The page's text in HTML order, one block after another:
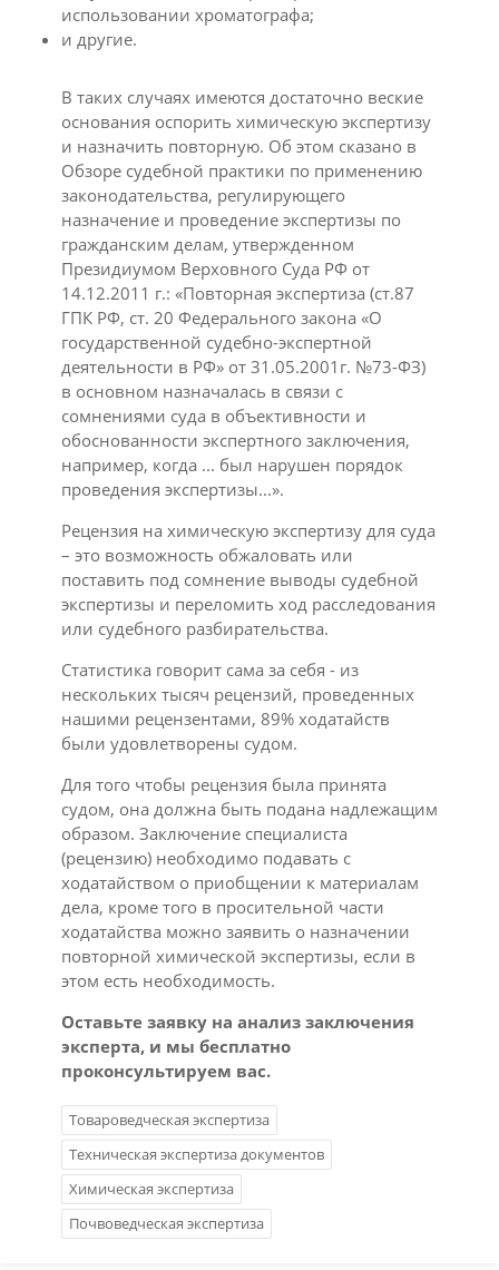
использовании хроматографа;
и другие.
В таких случаях имеются достаточно веские
основания оспорить химическую экспертизу
и назначить повторную. Об этом сказано в
Обзоре судебной практики по применению
законодательства, регулирующего
назначение и проведение экспертизы по
гражданским делам, утвержденном
Президиумом Верховного Суда РФ от
14.12.2011 г.: «Повторная экспертиза (ст.87
ГПК РФ, ст. 20 Федерального закона «О
государственной судебно-экспертной
деятельности в РФ» от 31.05.2001г. №73-ФЗ)
в основном назначалась в связи с
сомнениями суда в объективности и
обоснованности экспертного заключения,
например, когда ... был нарушен порядок
проведения экспертизы...».
Рецензия на химическую экспертизу для суда
– это возможность обжаловать или
поставить под сомнение выводы судебной
экспертизы и переломить ход расследования
или судебного разбирательства.
Статистика говорит сама за себя - из
нескольких тысяч рецензий, проведенных
нашими рецензентами, 89% ходатайств
были удовлетворены судом.
Для того чтобы рецензия была принята
судом, она должна быть подана надлежащим
образом. Заключение специалиста
(рецензию) необходимо подавать с
ходатайством о приобщении к материалам
дела, кроме того в просительной части
ходатайства можно заявить о назначении
повторной химической экспертизы, если в
этом есть необходимость.
Оставьте заявку на анализ заключения
эксперта, и мы бесплатно
проконсультируем вас.
Товароведческая экспертиза
Техническая экспертиза документов
Химическая экспертиза
Почвоведческая экспертиза